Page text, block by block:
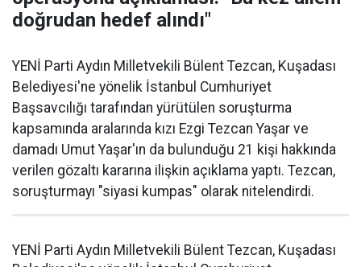
doğrudan hedef alındı"
YENİ Parti Aydın Milletvekili Bülent Tezcan, Kuşadası
Belediyesi'ne yönelik İstanbul Cumhuriyet
Başsavcılığı tarafından yürütülen soruşturma
kapsamında aralarında kızı Ezgi Tezcan Yaşar ve
damadı Umut Yaşar'ın da bulunduğu 21 kişi hakkında
verilen gözaltı kararına ilişkin açıklama yaptı. Tezcan,
soruşturmayı "siyasi kumpas" olarak nitelendirdi.
YENİ Parti Aydın Milletvekili Bülent Tezcan, Kuşadası